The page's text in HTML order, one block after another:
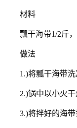
材料
瓢干海带1/2斤，
做法
1.)将瓢干海带洗
2.)锅中以小火干
3.)将拌好的海带